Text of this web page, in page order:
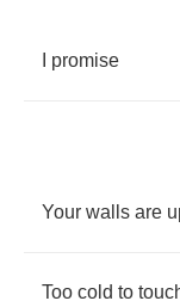
promise
Your walls are
Too cold to